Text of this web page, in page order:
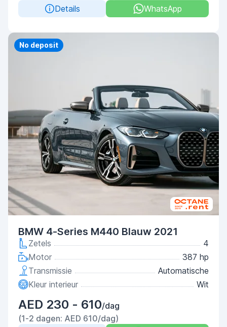
Details
WhatsApp
Priority
No deposit
BMW 4-Series M440 Blauw 2021
Zetels
4
Motor
387 hp
Transmissie
Automatische
Kleur interieur
Wit
AED 230 - 610/dag
(1-2 dagen: AED 610/dag)